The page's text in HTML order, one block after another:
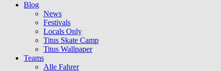
Blog
News
Festivals
Locals Only
Titus Skate Camp
Titus Wallpaper
Teams
Alle Fahrer